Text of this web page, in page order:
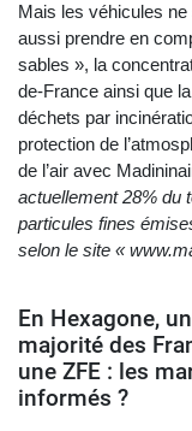
Mais les véhicules
aussi prendre en
sables », la
de-France ainsi que
déchets par
protection de
de l’air avec
actuellement 28% du
particules fines
selon le site «
En Hexagone,
majorité des
une ZFE : les
informés ?